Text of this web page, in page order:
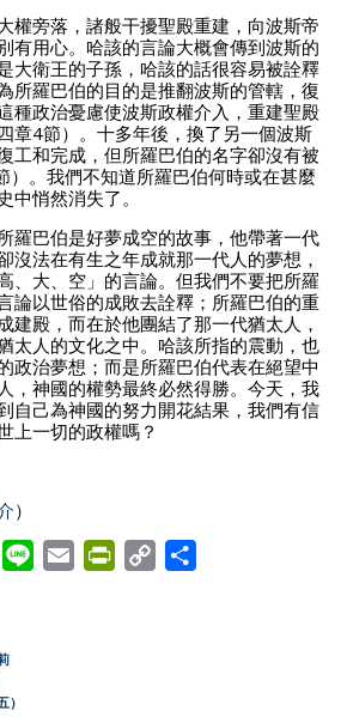
權旁落，諸般干擾聖殿重建，向波斯帝
有用心。哈該的言論大概會傳到波斯的
大衛王的子孫，哈該的話很容易被詮釋
所羅巴伯的目的是推翻波斯的管轄，復
種政治憂慮使波斯政權介入，重建聖殿
章4節）。十多年後，換了另一個波斯
工和完成，但所羅巴伯的名字卻沒有被
。我們不知道所羅巴伯何時或在甚麼
中悄然消失了。
羅巴伯是好夢成空的故事，他帶著一代
沒法在有生之年成就那一代人的夢想，
、大、空」的言論。但我們不要把所羅
論以世俗的成敗去詮釋；所羅巴伯的重
建殿，而在於他團結了那一代猶太人，
太人的文化之中。哈該所指的震動，也
政治夢想；而是所羅巴伯代表在絕望中
，神國的權勢最終必然得勝。今天，我
自己為神國的努力開花結果，我們有信
上一切的政權嗎？
）
）